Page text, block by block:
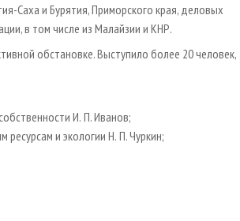
Саха и Бурятия, Приморского края, деловых
в том числе из Малайзии и КНР.
обстановке. Выступило более 20 человек,
И. П. Иванов;
и экологии Н. П. Чуркин;